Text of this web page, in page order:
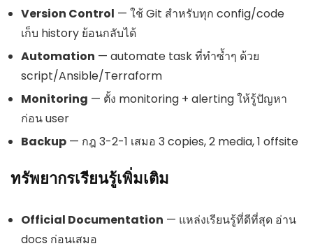
Version Control — ใช้ Git สำหรับทุก config/code
เก็บ history ย้อนกลับได้
Automation — automate task ที่ทำซ้ำๆ ด้วย
script/Ansible/Terraform
Monitoring — ตั้ง monitoring + alerting ให้รู้ปัญหา
ก่อน user
Backup — กฎ 3-2-1 เสมอ 3 copies, 2 media, 1 offsite
ทรัพยากรเรียนรู้เพิ่มเติม
Official Documentation — แหล่งเรียนรู้ที่ดีที่สุด อ่าน
docs ก่อนเสมอ